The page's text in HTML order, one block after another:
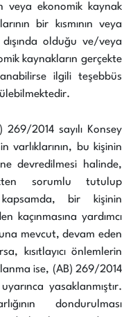
veya ekonomik kaynak
bir kısmının veya
olduğu ve/veya
kaynakların gerçekte
ilgili teşebbüs
2014 sayılı Konsey
varlıklarının, bu kişinin
devredilmesi halinde,
sorumlu tutulup
kapsamda, bir kişinin
kaçınmasına yardımcı
mevcut, devam eden
kısıtlayıcı önlemlerin
ise, (AB) 269/2014
yasaklanmıştır.
dondurulması